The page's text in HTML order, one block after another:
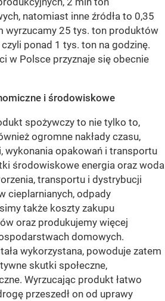
natomiast inne źródła to 0,35
wyrzucamy 25 tys. ton produktów
ponad 1 tys. ton na godzinę.
w Polsce przyznaje się obecnie
i środowiskowe
spożywczy to nie tylko to,
ogromne nakłady czasu,
wykonania opakowań i transportu
środowiskowe energia oraz woda
transportu i dystrybucji
cieplarnianych, odpady
także koszty zakupu
oraz produkujemy więcej
domowych.
wykorzystana, powoduje zatem
skutki społeczne,
Wyrzucając produkt łatwo
przeszedł on od uprawy